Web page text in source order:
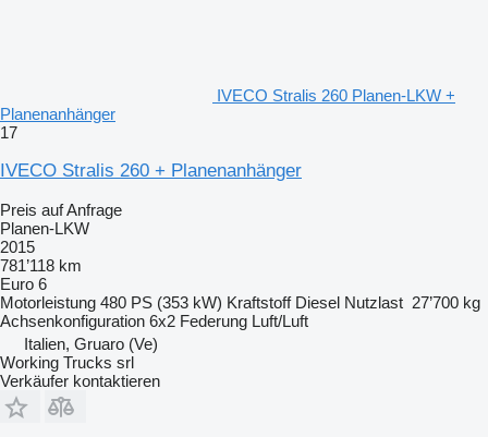
IVECO Stralis 260 Planen-LKW +
Planenanhänger
17
IVECO Stralis 260 + Planenanhänger
Preis auf Anfrage
Planen-LKW
2015
781’118 km
Euro 6
Motorleistung 480 PS (353 kW) Kraftstoff Diesel Nutzlast 27’700 kg
Achsenkonfiguration 6x2 Federung Luft/Luft
Italien, Gruaro (Ve)
Working Trucks srl
Verkäufer kontaktieren